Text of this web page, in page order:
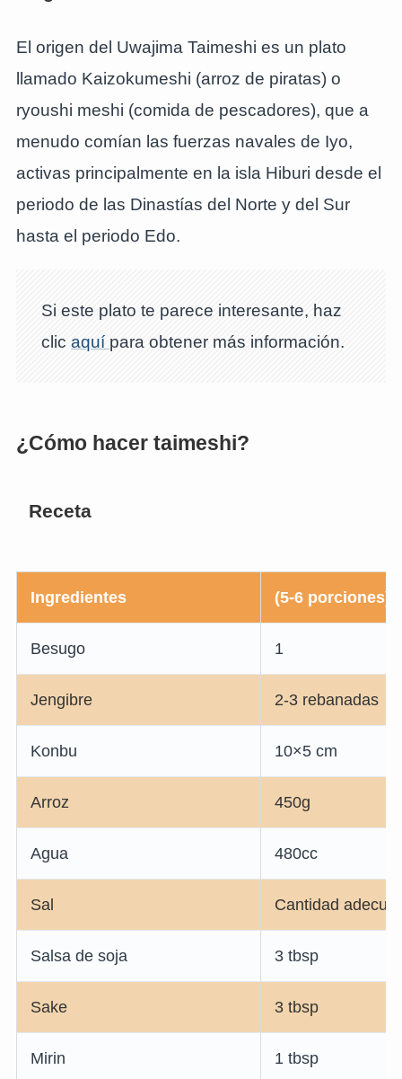
El origen del Uwajima Taimeshi es un plato
llamado Kaizokumeshi (arroz de piratas) o
ryoushi meshi (comida de pescadores), que a
menudo comían las fuerzas navales de Iyo,
activas principalmente en la isla Hiburi desde el
periodo de las Dinastías del Norte y del Sur
hasta el periodo Edo.
Si este plato te parece interesante, haz
clicaquí para obtener más información.
¿Cómo hacer taimeshi?
Receta
Ingredientes (5-6 porciones)
Besugo 1
Jengibre 2-3 rebanadas
Konbu 10×5 cm
Arroz 450g
Agua 480cc
Sal Cantidad
Salsa de soja 3 tbsp
Sake 3 tbsp
Mirin 1 tbsp